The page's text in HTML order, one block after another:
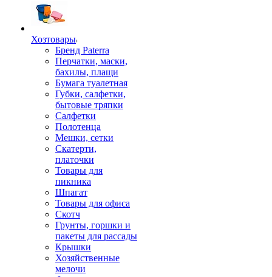
Хозтовары
Бренд Paterra
Перчатки, маски,
бахилы, плащи
Бумага туалетная
Губки, салфетки,
бытовые тряпки
Салфетки
Полотенца
Мешки, сетки
Скатерти,
платочки
Товары для
пикника
Шпагат
Товары для офиса
Скотч
Грунты, горшки и
пакеты для рассады
Крышки
Хозяйственные
мелочи